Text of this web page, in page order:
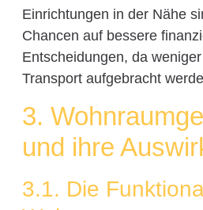
Einrichtungen in der Nähe
Chancen auf bessere
Entscheidungen, da
Transport aufgebracht
3.
und ihre
3.1. Die